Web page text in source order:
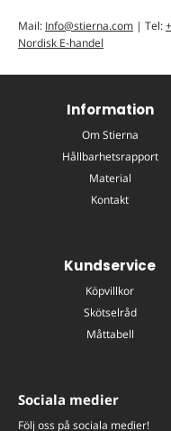
Mail: Info@stierna.com | Tel:
Nordisk E-handel
Information
Om Stierna
Hållbarhetsrapport
Material
Kontakt
Kundservice
Köpvillkor
Skötselråd
Måttabell
Sociala medier
Följ oss på sociala medier!